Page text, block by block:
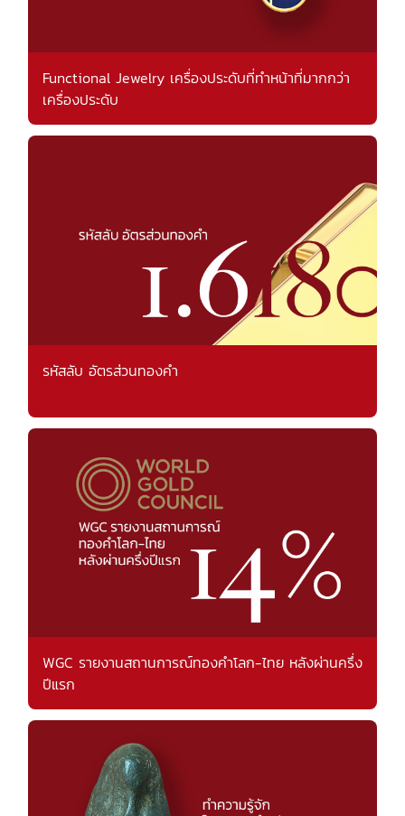
Functional Jewelry เครื่องประดับที่ทำหน้าที่มากกว่า
เครื่องประดับ
รหัสลับ อัตรส่วนทองคำ
WGC รายงานสถานการณ์ทองคำโลก-ไทย หลังผ่านครึ่ง
ปีแรก